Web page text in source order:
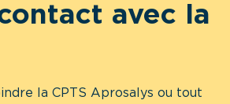
avec la
la CPTS Aprosalys ou tout